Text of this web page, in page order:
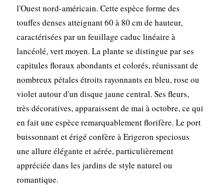
l'Ouest nord-américain. Cette espèce forme des
touffes denses atteignant 60 à 80 cm de hauteur,
caractérisées par un feuillage caduc linéaire à
lancéolé, vert moyen. La plante se distingue par ses
capitules floraux abondants et colorés, réunissant de
nombreux pétales étroits rayonnants en bleu, rose ou
violet autour d'un disque jaune central. Ses fleurs,
très décoratives, apparaissent de mai à octobre, ce qui
en fait une espèce remarquablement florifère. Le port
buissonnant et érigé confère à Erigeron speciosus
une allure élégante et aérée, particulièrement
appréciée dans les jardins de style naturel ou
romantique.